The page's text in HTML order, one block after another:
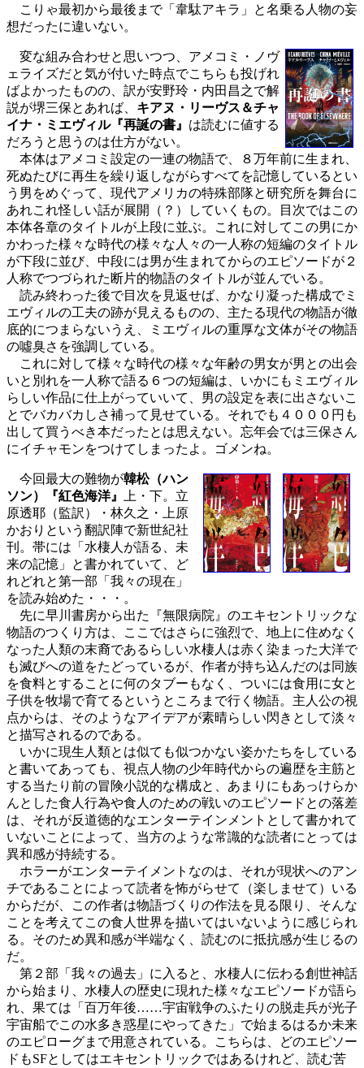
こりゃ最初から最後まで「韋駄アキラ」と名乗る人物の妄
想だったに違いない。
変な組み合わせと思いつつ、アメコミ・ノヴ
ェライズだと気が付いた時点でこちらも投げれ
ばよかったものの、訳が安野玲・内田昌之で解
説が堺三保とあれば、 キアヌ・リーヴス＆チャ
イナ・ミエヴィル『再誕の書』 は読むに値する
だろうと思うのは仕方がない。
本体はアメコミ設定の一連の物語で、８万年前に生まれ、
死ぬたびに再生を繰り返しながらすべてを記憶しているとい
う男をめぐって、現代アメリカの特殊部隊と研究所を舞台に
あれこれ怪しい話が展開（？）していくもの。目次ではこの
本体各章のタイトルが上段に並ぶ。これに対してこの男にか
かわった様々な時代の様々な人々の一人称の短編のタイトル
が下段に並び、中段には男が生まれてからのエピソードが２
人称でつづられた断片的物語のタイトルが並んでいる。
読み終わった後で目次を見返せば、かなり凝った構成でミ
エヴィルの工夫の跡が見えるものの、主たる現代の物語が徹
底的につまらないうえ、ミエヴィルの重厚な文体がその物語
の噓臭さを強調している。
これに対して様々な時代の様々な年齢の男女が男との出会
いと別れを一人称で語る６つの短編は、いかにもミエヴィル
らしい作品に仕上がっていいて、男の設定を表に出さないこ
とでバカバカしさ補って見せている。それでも４０００円も
出して買うべき本だったとは思えない。忘年会では三保さん
にイチャモンをつけてしまったよ。ゴメンね。
今回最大の難物が韓松（ハン
ソン）『紅色海洋』
上・下。立
原透耶（監訳）・林久之・上原
かおりという翻訳陣で新世紀社
刊。帯には「水棲人が語る、未
来の記憶」と書かれていて、ど
れどれと第一部「我々の現在」
を読み始めた・・・。
先に早川書房から出た『無限病院』のエキセントリックな
物語のつくり方は、ここではさらに強烈で、地上に住めなく
なった人類の末裔であるらしい水棲人は赤く染まった大洋で
も滅びへの道をたどっているが、作者が持ち込んだのは同族
を食料とすることに何のタブーもなく、ついには食用に女と
子供を牧場で育てるというところまで行く物語。主人公の視
点からは、そのようなアイデアが素晴らしい閃きとして淡々
と描写されるのである。
いかに現生人類とは似ても似つかない姿かたちをしている
と書いてあっても、視点人物の少年時代からの遍歴を主筋と
する当たり前の冒険小説的な構成と、あまりにもあっけらか
んとした食人行為や食人のための戦いのエピソードとの落差
は、それが反道徳的なエンターテインメントとして書かれて
いないことによって、当方のような常識的な読者にとっては
異和感が持続する。
ホラーがエンターテイメントなのは、それが現状へのアン
チであることによって読者を怖がらせて（楽しませて）いる
からだが、この作者は物語づくりの作法を見る限り、そんな
ことを考えてこの食人世界を描いてはいないように感じられ
る。そのため異和感が半端なく、読むのに抵抗感が生じるの
だ。
第２部「我々の過去」に入ると、水棲人に伝わる創世神話
から始まり、水棲人の歴史に現れた様々なエピソードが語ら
れ、果ては「百万年後……宇宙戦争のふたりの脱走兵が光子
宇宙船でこの水多き惑星にやってきた」で始まるはるか未来
のエピローグまで用意されている。こちらは、どのエピソー
ドもSFとしてはエキセントリックではあるけれど、読む苦